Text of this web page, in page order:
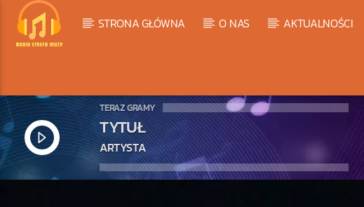
STRONA GŁÓWNA O NAS AKTUALNOŚCI
TERAZ GRAMY
TYTUŁ
ARTYSTA